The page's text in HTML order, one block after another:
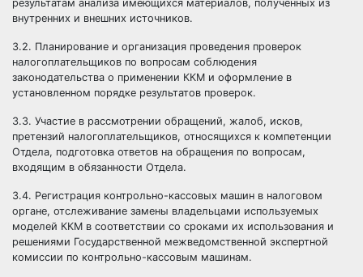
результатам анализа имеющихся материалов, полученных из
внутренних и внешних источников.
3.2. Планирование и организация проведения проверок
налогоплательщиков по вопросам соблюдения
законодательства о применении ККМ и оформление в
установленном порядке результатов проверок.
3.3. Участие в рассмотрении обращений, жалоб, исков,
претензий налогоплательщиков, относящихся к компетенции
Отдела, подготовка ответов на обращения по вопросам,
входящим в обязанности Отдела.
3.4. Регистрация контрольно-кассовых машин в налоговом
органе, отслеживание замены владельцами используемых
моделей ККМ в соответствии со сроками их использования и
решениями Государственной межведомственной экспертной
комиссии по контрольно-кассовым машинам.